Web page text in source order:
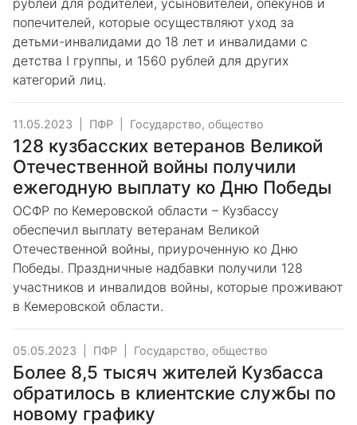
рублей для родителей, усыновителей, опекунов и
попечителей, которые осуществляют уход за
детьми-инвалидами до 18 лет и инвалидами с
детства I группы, и 1560 рублей для других
категорий лиц.
11.05.2023 ПФР Государство, общество
128 кузбасских ветеранов Великой
Отечественной войны получили
ежегодную выплату ко Дню Победы
ОСФР по Кемеровской области – Кузбассу
обеспечил выплату ветеранам Великой
Отечественной войны, приуроченную ко Дню
Победы. Праздничные надбавки получили 128
участников и инвалидов войны, которые проживают
в Кемеровской области.
05.05.2023 ПФР Государство, общество
Более 8,5 тысяч жителей Кузбасса
обратилось в клиентские службы по
новому графику